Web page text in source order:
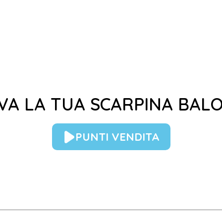
LA TUA SCARPINA
PUNTI VENDITA